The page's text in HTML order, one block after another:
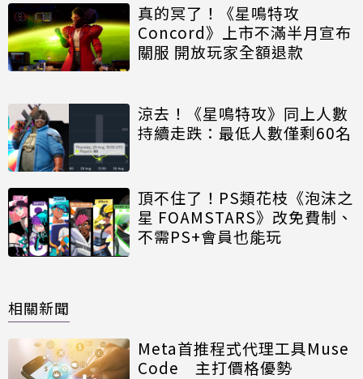
真的冥了！《星鳴特攻
Concord》上市不滿半月宣布
關服 開放玩家全額退款
涼去！《星鳴特攻》同上人數
持續走跌：最低人數僅剩60名
頂不住了！PS類花枝《泡沫之
星 FOAMSTARS》改免費制、
不需PS+會員也能玩
相關新聞
Meta首推程式代理工具Muse
Code 主打價格優勢